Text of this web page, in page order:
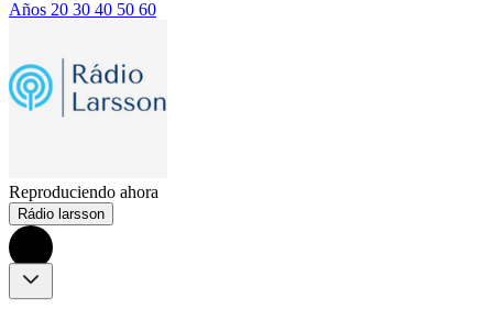
Años 20 30 40 50 60
Reproduciendo ahora
Rádio larsson